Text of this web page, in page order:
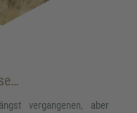
vergangenen, aber